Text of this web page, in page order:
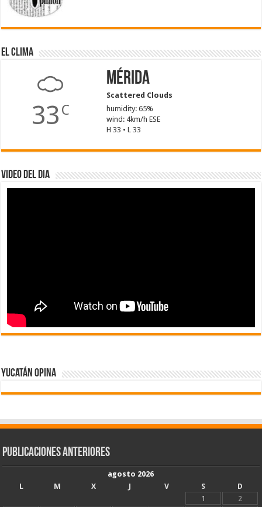
El Clima
33 C
Mérida
Scattered Clouds
humidity: 65%
wind: 4km/h ESE
H 33 • L 33
Video del dia
Yucatán Opina
Publicaciones Anteriores
agosto 2026
L
M X J V S
D
1
2